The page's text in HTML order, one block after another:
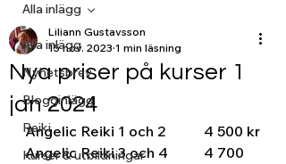
Alla inlägg
Nyhetsbrev
Blogginlägg
Reiki
Kurser & utbildningar
Alla inlägg
Nya priser på kurser 1
jan 2024
Liliann Gustavsson
15 nov. 2023 1 min läsning
Angelic Reiki 1 och 2 	4 500 kr
Angelic Reiki 3 och 4	4 700